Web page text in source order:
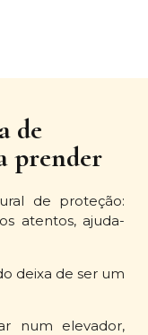
de
prender
de proteção:
atentos, ajuda-
deixa de ser um
num elevador,